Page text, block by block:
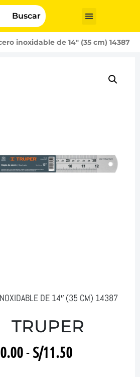
Buscar
inoxidable de 14″ (35 cm) 14387
DE 14″ (35 CM) 14387
TRUPER
- S/11.50